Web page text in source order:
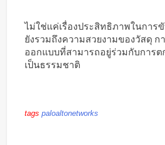
ไม่ใช่แค่เรื่องประสิทธิภาพในการ
ยังรวมถึงความสวยงามของวัสดุ
ออกแบบที่สามารถอยู่ร่วมกับการต
เป็นธรรมชาติ
tags paloaltonetworks